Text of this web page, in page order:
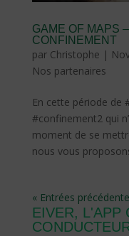
GAME OF MAPS
CONFINEMENT
par Christophe |
Nos partenaires
En cette période de
#confinement2 qui
moment de se
nous vous
« Entrées
EIVER, L'APP